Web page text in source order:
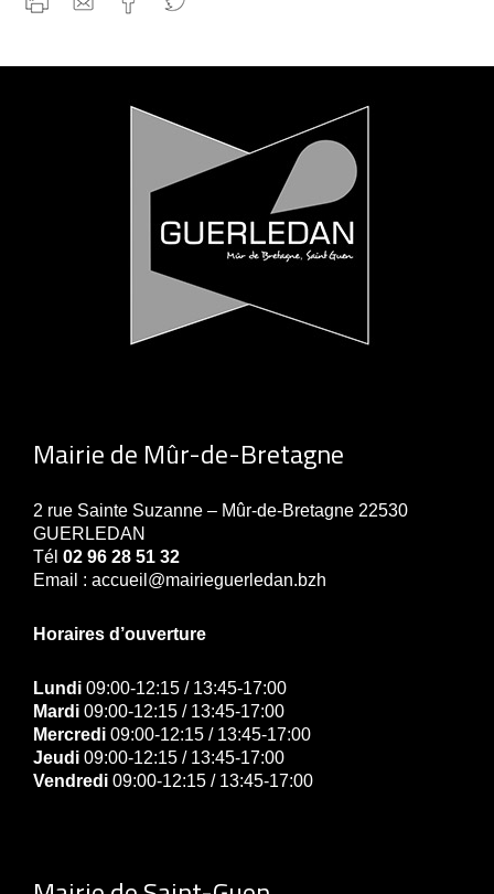
Mairie de Mûr-de-Bretagne
2 rue Sainte Suzanne – Mûr-de-Bretagne 22530
GUERLEDAN
Tél 02 96 28 51 32
Email : accueil@mairieguerledan.bzh
Horaires d’ouverture
Lundi 09:00-12:15 / 13:45-17:00
Mardi 09:00-12:15 / 13:45-17:00
Mercredi 09:00-12:15 / 13:45-17:00
Jeudi 09:00-12:15 / 13:45-17:00
Vendredi 09:00-12:15 / 13:45-17:00